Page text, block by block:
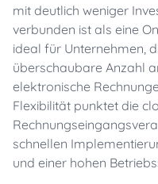
mit deutlich weniger
verbunden ist als eine
ideal für Unternehmen,
überschaubare Anzahl
elektronische
Flexibilität punktet die
schnellen
und einer hohen